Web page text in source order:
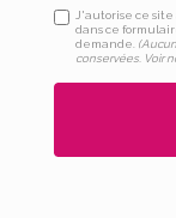
J'autorise ce
dans ce
demande.
conservées. Voir